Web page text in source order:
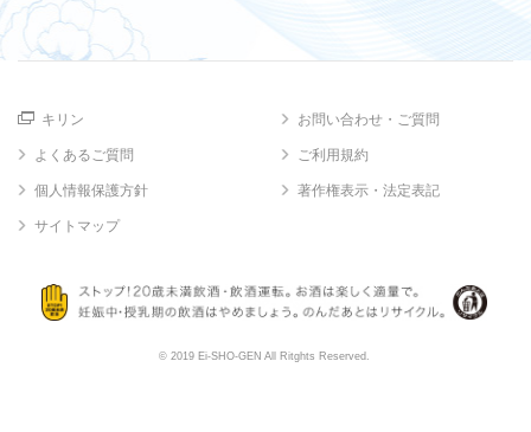
キリン お問い合わせ・ご質問
よくあるご質問 ご利用規約
個人情報保護方針 著作権表示・法定表記
サイトマップ
© 2019 Ei-SHO-GEN All Ritghts Reserved.